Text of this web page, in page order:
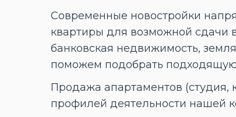
Современные новостройки
квартиры для возможной сдачи
банковская недвижимость,
поможем подобрать
Продажа апартаментов (студия,
профилей деятельности нашей